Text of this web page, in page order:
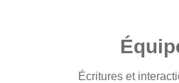
Écritures et